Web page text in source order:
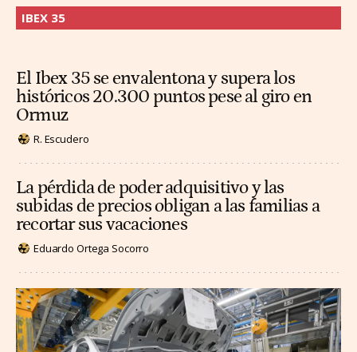
IBEX 35
El Ibex 35 se envalentona y supera los
históricos 20.300 puntos pese al giro en
Ormuz
R. Escudero
La pérdida de poder adquisitivo y las
subidas de precios obligan a las familias a
recortar sus vacaciones
Eduardo Ortega Socorro